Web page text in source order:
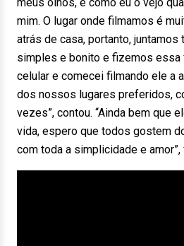
mim. O lugar onde filmamos é
atrás de casa, portanto, juntamos
simples e bonito e fizemos essa
celular e comecei filmando ele a
dos nossos lugares preferidos,
vezes”, contou. “Ainda bem que
vida, espero que todos gostem
com toda a simplicidade e amor”,